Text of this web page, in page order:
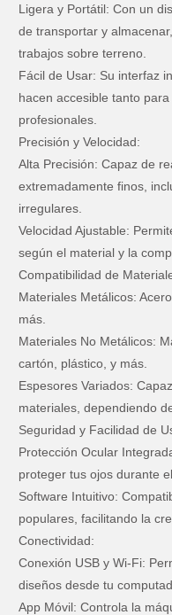
Ligera y Portátil: Con un
de transportar y
trabajos sobre terreno.
Fácil de Usar: Su interfaz
hacen accesible tanto
profesionales.
Precisión y Velocidad:
Alta Precisión: Capaz de
extremadamente finos,
irregulares.
Velocidad Ajustable:
según el material y la
Compatibilidad de
Materiales Metálicos:
más.
Materiales No Metálicos:
cartón, plástico, y más.
Espesores Variados:
materiales, dependiendo
Seguridad y Facilidad de
Protección Ocular
proteger tus ojos durante
Software Intuitivo:
populares, facilitando la
Conectividad:
Conexión USB y Wi-Fi:
diseños desde tu
App Móvil: Controla la